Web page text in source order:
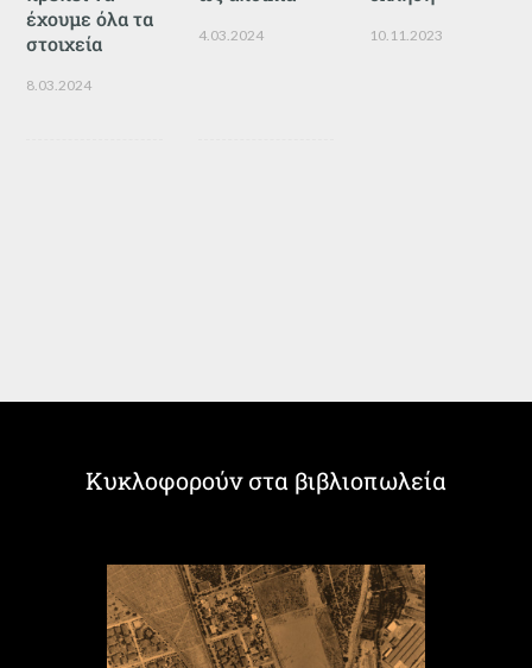
έχουμε όλα τα
στοιχεία
8.03.2024
4.03.2024 10.11.2023
Κυκλοφορούν στα βιβλιοπωλεία